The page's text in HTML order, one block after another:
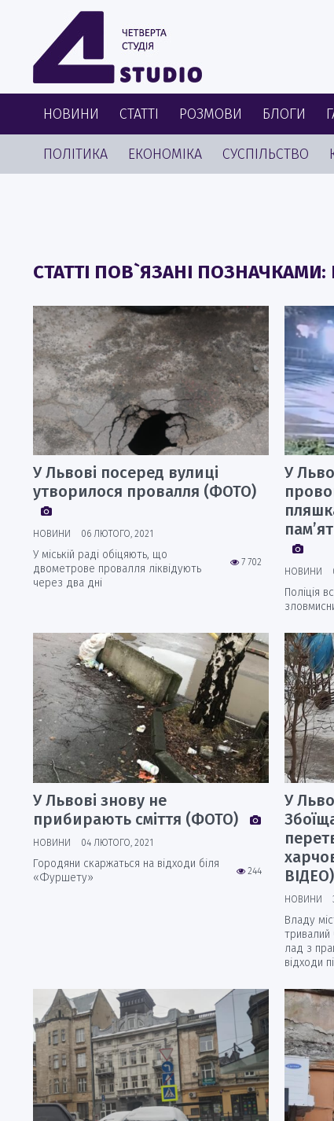
НОВИНИ СТАТТІ РОЗМОВИ БЛОГИ
ПОЛІТИКА ЕКОНОМІКА СУСПІЛЬСТВО
СТАТТІ ПОВ`ЯЗАНІ ПОЗНАЧКАМИ:
У Львові посеред вулиці
утворилося провалля (ФОТО)
НОВИНИ 06 ЛЮТОГО, 2021
7 702
У міській раді обіцяють, що
двометрове провалля ліквідують
через два дні
У
НОВИНИ
Поліція
У Львові знову не
прибирають сміття (ФОТО)
НОВИНИ 04 ЛЮТОГО, 2021
244
Городяни скаржаться на відходи біля
«Фуршету»
У
ВІДЕО)
НОВИНИ
Владу
тривалий
лад з
відходи